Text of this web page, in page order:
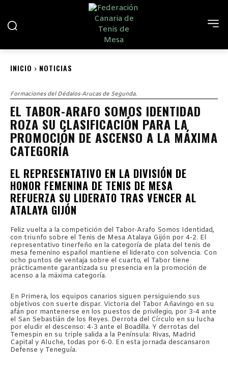
INICIO NOTICIAS
Formaciones del Dédalos-Arucas de Segunda.
EL TABOR-ARAFO SOMOS IDENTIDAD
ROZA SU CLASIFICACIÓN PARA LA
PROMOCIÓN DE ASCENSO A LA MÁXIMA
CATEGORÍA
EL REPRESENTATIVO EN LA DIVISIÓN DE
HONOR FEMENINA DE TENIS DE MESA
REFUERZA SU LIDERATO TRAS VENCER AL
ATALAYA GIJÓN
Feliz vuelta a la competición del Tabor-Arafo Somos Identidad,
con triunfo sobre el Tenis de Mesa Atalaya Gijón por 4-2. El
representativo tinerfeño en la categoría de plata del tenis de
mesa femenino español mantiene el liderato con solvencia. Con
ocho puntos de ventaja sobre el cuarto, el Tabor tiene
prácticamente garantizada su presencia en la promoción de
acenso a la máxima categoría.
En Primera, los equipos canarios siguen persiguiendo sus
objetivos con suerte dispar. Victoria del Tabor Añavingo en su
afán por mantenerse en los puestos de privilegio, por 3-4 ante
el San Sebastián de los Reyes. Derrota del Círculo en su lucha
por eludir el descenso: 4-3 ante el Boadilla. Y derrotas del
Temespin en su triple salida a la Península: Rivas, Madrid
Capital y Aluche, todas por 6-0. En esta jornada descansaron
Defense y Teneguía.